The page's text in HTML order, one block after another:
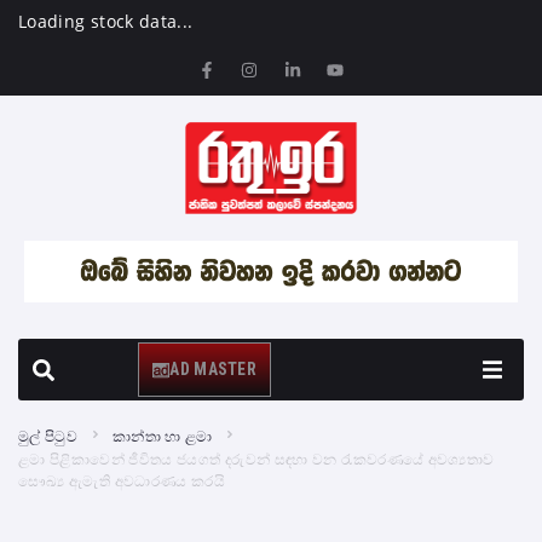
Loading stock data...
AD MASTER
මුල් පිටුව
කාන්තා හා ළමා
ළමා පිළිකාවෙන් ජීවිතය ජයගත් දරුවන් සඳහා වන රැකවරණයේ අවශ්‍යතාව
සෞඛ්‍ය ඇමැති අවධාරණය කරයි